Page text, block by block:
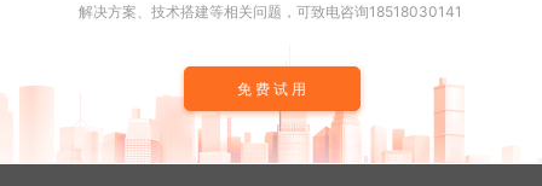
解决方案、技术搭建等相关问题，可致电咨询18518030141
免费试用